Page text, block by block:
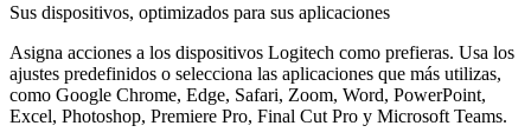
Sus dispositivos, optimizados para sus aplicaciones
Asigna acciones a los dispositivos Logitech como prefieras. Usa los
ajustes predefinidos o selecciona las aplicaciones que más utilizas,
como Google Chrome, Edge, Safari, Zoom, Word, PowerPoint,
Excel, Photoshop, Premiere Pro, Final Cut Pro y Microsoft Teams.